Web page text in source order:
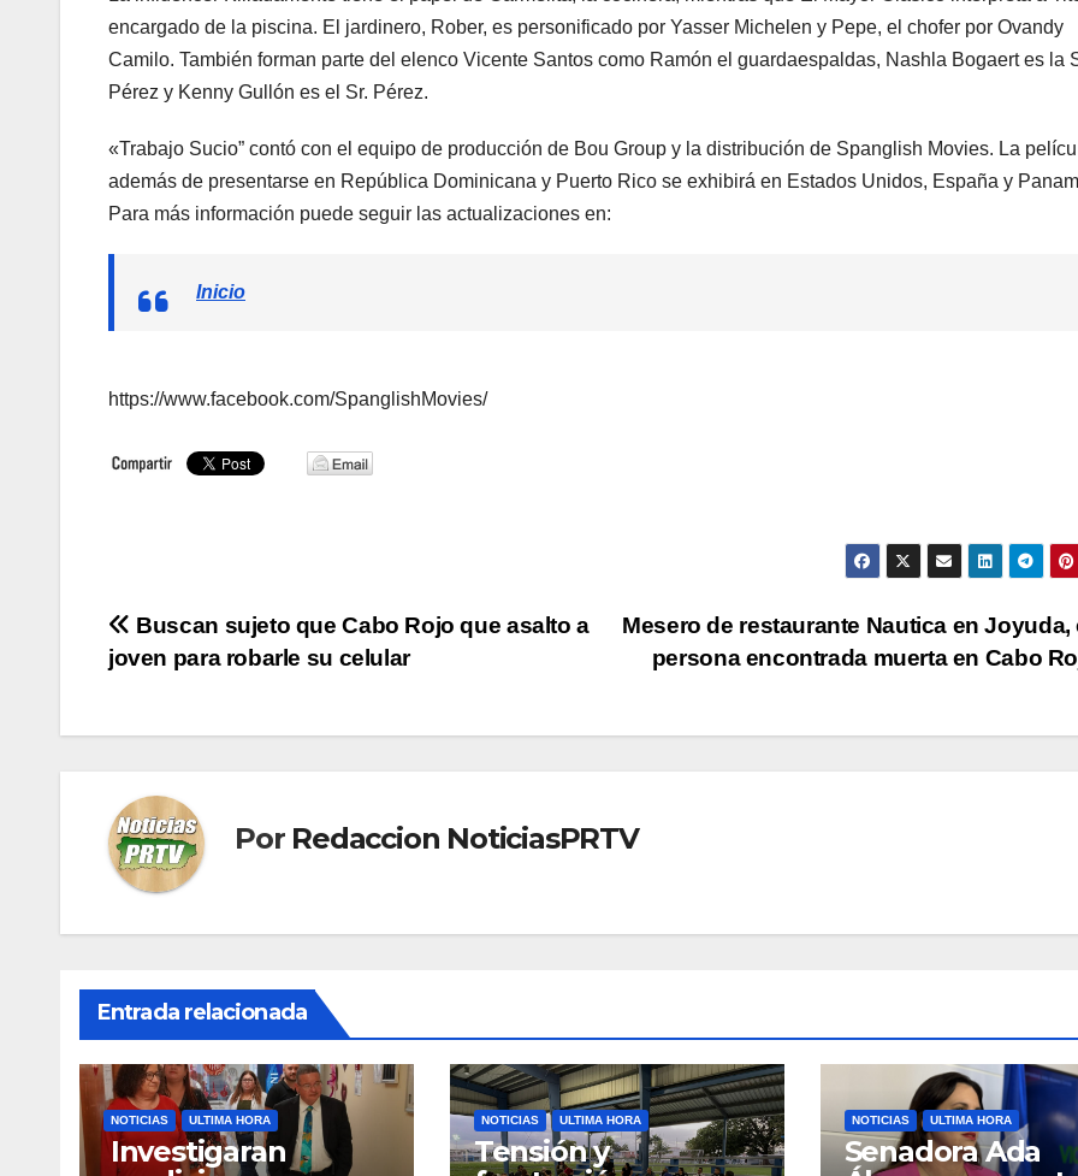
encargado de la piscina. El jardinero, Rober, es personificado por Yasser Michelen y Pepe, el chofer por Ovandy
Camilo. También forman parte del elenco Vicente Santos como Ramón el guardaespaldas, Nashla Bogaert es la
Pérez y Kenny Gullón es el Sr. Pérez.
«Trabajo Sucio” contó con el equipo de producción de Bou Group y la distribución de Spanglish Movies. La
además de presentarse en República Dominicana y Puerto Rico se exhibirá en Estados Unidos, España y
Para más información puede seguir las actualizaciones en:
Inicio
https://www.facebook.com/SpanglishMovies/
Navegación
de
entradas
Mesero de restaurante Nautica en Joyuda,
persona encontrada muerta en Cabo
Buscan sujeto que Cabo Rojo que asalto a
joven para robarle su celular
Por Redaccion NoticiasPRTV
Entrada relacionada
NOTICIAS ULTIMA HORA
Investigaran
NOTICIAS ULTIMA HORA
Tensión y
NOTICIAS ULTIMA HORA
Senadora Ada